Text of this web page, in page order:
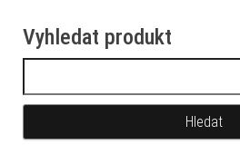
Vyhledat produkt